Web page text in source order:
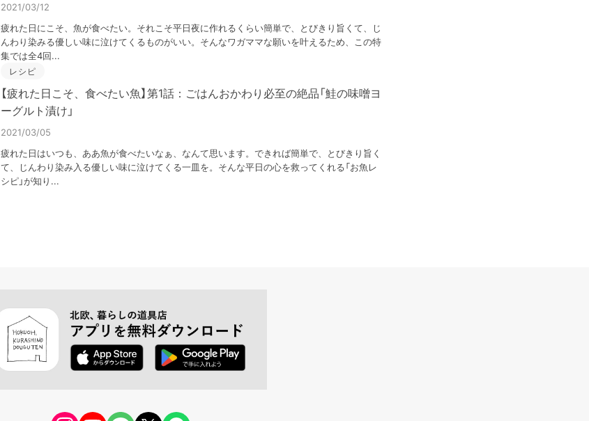
2021/03/12
疲れた日にこそ、魚が食べたい。それこそ平日夜に作れるくらい簡単で、とびきり旨くて、じ
んわり染みる優しい味に泣けてくるものがいい。そんなワガママな願いを叶えるため、この特
集では全4回...
レシピ
【疲れた日こそ、食べたい魚】第1話：ごはんおかわり必至の絶品「鮭の味噌ヨ
ーグルト漬け」
2021/03/05
疲れた日はいつも、ああ魚が食べたいなぁ、なんて思います。できれば簡単で、とびきり旨く
て、じんわり染み入る優しい味に泣けてくる一皿を。そんな平日の心を救ってくれる「お魚レ
シピ」が知り...